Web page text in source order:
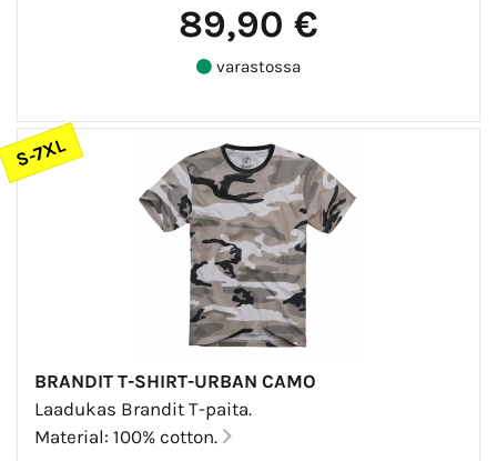
89,90 €
varastossa
S-7XL
BRANDIT T-SHIRT-URBAN CAMO
Laadukas Brandit T-paita.
Material: 100% cotton.